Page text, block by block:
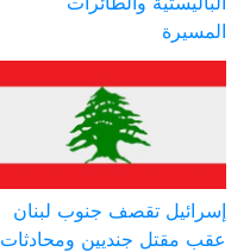
المسيرة
إسرائيل تقصف جنوب لبنان
عقب مقتل جنديين ومحادثات